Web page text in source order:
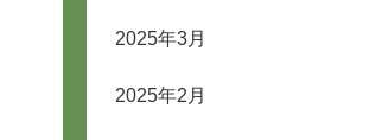
2025年3月
2025年2月